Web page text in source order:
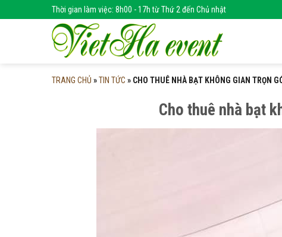
to
Thời gian làm việc: 8h00 - 17h từ Thứ 2 đến Chủ nhật
TRANG CHỦ »TIN TỨC » CHO THUÊ NHÀ BẠT KHÔNG GIAN TRỌN
Cho thuê nhà bạt